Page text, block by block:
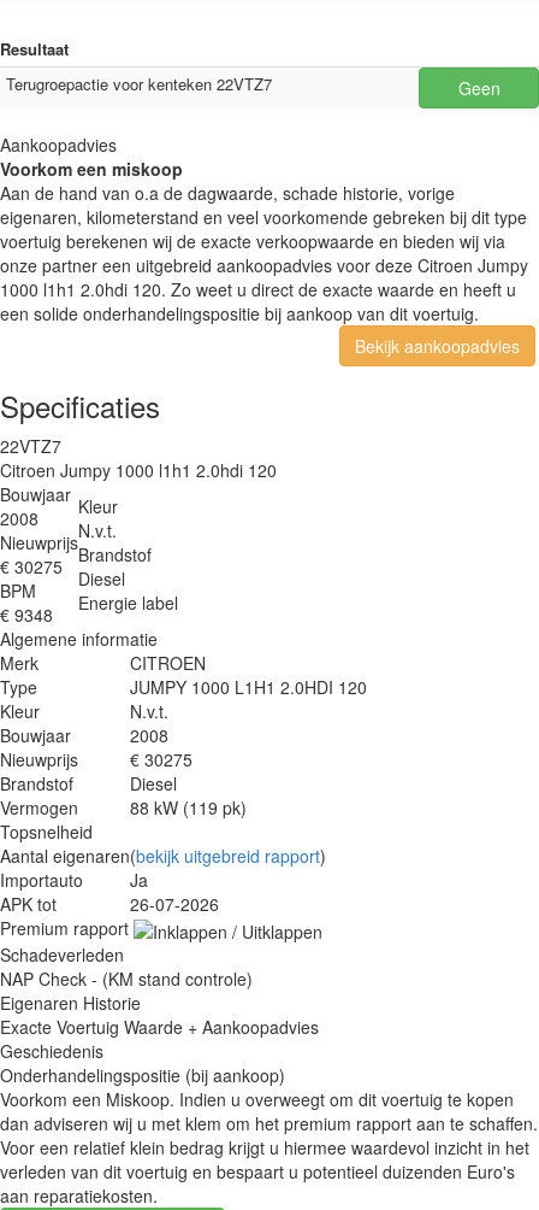
Resultaat
Terugroepactie voor kenteken 22VTZ7
Geen
Aankoopadvies
Voorkom een miskoop
Aan de hand van o.a de dagwaarde, schade historie, vorige
eigenaren, kilometerstand en veel voorkomende gebreken bij dit type
voertuig berekenen wij de exacte verkoopwaarde en bieden wij via
onze partner een uitgebreid aankoopadvies voor deze Citroen Jumpy
1000 l1h1 2.0hdi 120. Zo weet u direct de exacte waarde en heeft u
een solide onderhandelingspositie bij aankoop van dit voertuig.
Bekijk aankoopadvies
Specificaties
22VTZ7
Citroen Jumpy 1000 l1h1 2.0hdi 120
Bouwjaar
2008
Nieuwprijs
€ 30275
BPM
€ 9348
Kleur
N.v.t.
Brandstof
Diesel
Energie label
Algemene informatie
Merk
CITROEN
Type
JUMPY 1000 L1H1 2.0HDI 120
Kleur
N.v.t.
Bouwjaar
2008
Nieuwprijs
€ 30275
Brandstof
Diesel
Vermogen
88 kW (119 pk)
Topsnelheid
Aantal eigenaren(bekijk uitgebreid rapport)
Importauto
Ja
APK tot
26-07-2026
Premium rapport
Schadeverleden
NAP Check - (KM stand controle)
Eigenaren Historie
Exacte Voertuig Waarde + Aankoopadvies
Geschiedenis
Onderhandelingspositie (bij aankoop)
Voorkom een Miskoop. Indien u overweegt om dit voertuig te kopen
dan adviseren wij u met klem om het premium rapport aan te schaffen.
Voor een relatief klein bedrag krijgt u hiermee waardevol inzicht in het
verleden van dit voertuig en bespaart u potentieel duizenden Euro's
aan reparatiekosten.